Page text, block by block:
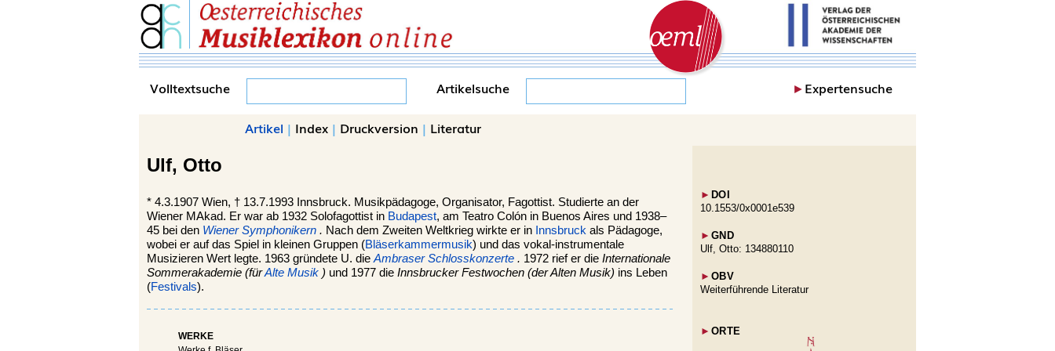
Volltextsuche Artikelsuche ►Expertensuche
Artikel | Index | Druckversion | Literatur
Ulf, Otto
* 4.3.1907 Wien, † 13.7.1993 Innsbruck. Musikpädagoge, Organisator, Fagottist. Studierte an der
Wiener MAkad. Er war ab 1932 Solofagottist in Budapest, am Teatro Colón in Buenos Aires und 1938–
45 bei den Wiener Symphonikern . Nach dem Zweiten Weltkrieg wirkte er in Innsbruck als Pädagoge,
wobei er auf das Spiel in kleinen Gruppen (Bläserkammermusik) und das vokal-instrumentale
Musizieren Wert legte. 1963 gründete U. die Ambraser Schlosskonzerte . 1972 rief er die Internationale
Sommerakademie (fürAlte Musik ) und 1977 die Innsbrucker Festwochen (der Alten Musik) ins Leben
(Festivals).
WERKE
► DOI
10.1553/0x0001e539
► GND
Ulf, Otto: 134880110
► OBV
Weiterführende Literatur
► ORTE